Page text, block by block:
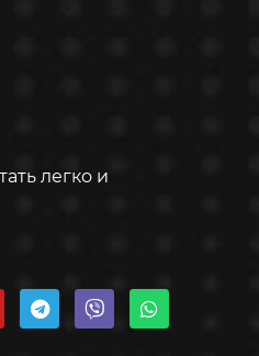
легко и